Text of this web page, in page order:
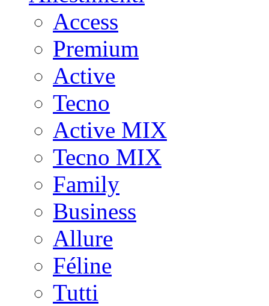
Access
Premium
Active
Tecno
Active MIX
Tecno MIX
Family
Business
Allure
Féline
Tutti